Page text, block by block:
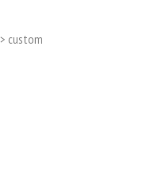
> custom